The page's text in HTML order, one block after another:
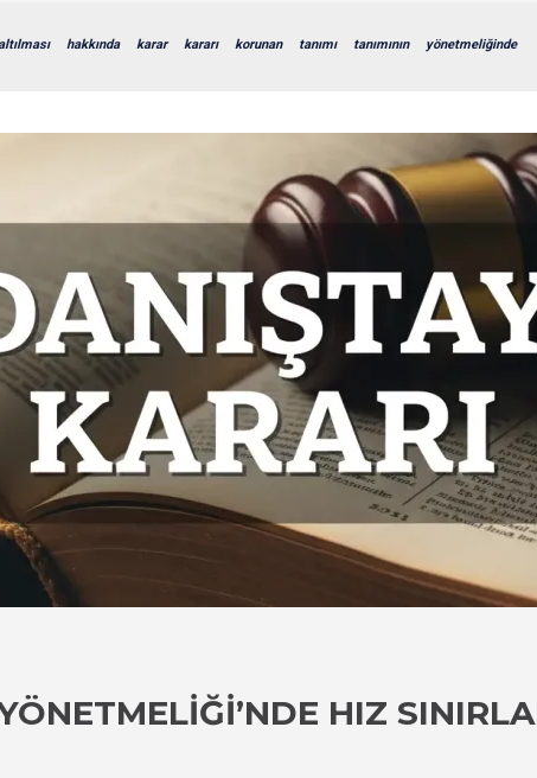
hakkında karar kararı korunan tanımı tanımının yönetmeliğinde
HIZ